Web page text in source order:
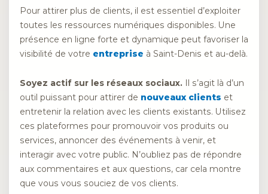
Pour attirer plus de clients, il est essentiel d’exploiter
toutes les ressources numériques disponibles. Une
présence en ligne forte et dynamique peut favoriser la
visibilité de votre entreprise à Saint-Denis et au-delà.
Soyez actif sur les réseaux sociaux. Il s’agit là d’un
outil puissant pour attirer de nouveaux clients et
entretenir la relation avec les clients existants. Utilisez
ces plateformes pour promouvoir vos produits ou
services, annoncer des événements à venir, et
interagir avec votre public. N’oubliez pas de répondre
aux commentaires et aux questions, car cela montre
que vous vous souciez de vos clients.